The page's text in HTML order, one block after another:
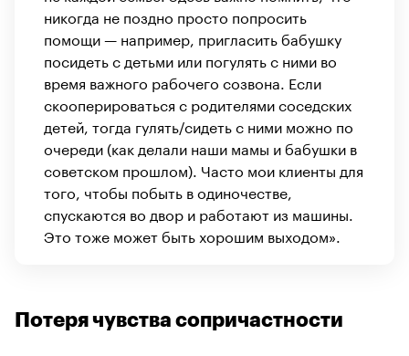
никогда не поздно просто попросить
помощи — например, пригласить бабушку
посидеть с детьми или погулять с ними во
время важного рабочего созвона. Если
скооперироваться с родителями соседских
детей, тогда гулять/сидеть с ними можно по
очереди (как делали наши мамы и бабушки в
советском прошлом). Часто мои клиенты для
того, чтобы побыть в одиночестве,
спускаются во двор и работают из машины.
Это тоже может быть хорошим выходом».
Потеря чувства сопричастности